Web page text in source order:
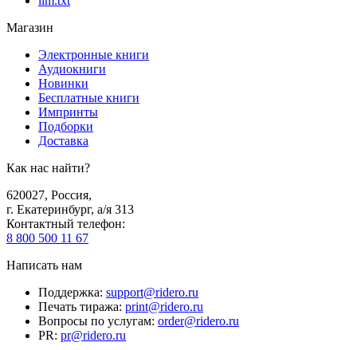
Магазин
Электронные книги
Аудиокниги
Новинки
Бесплатные книги
Импринты
Подборки
Доставка
Как нас найти?
620027, Россия,
г. Екатеринбург, а/я 313
Контактный телефон:
8 800 500 11 67
Написать нам
Поддержка: support@ridero.ru
Печать тиража: print@ridero.ru
Вопросы по услугам: order@ridero.ru
PR: pr@ridero.ru